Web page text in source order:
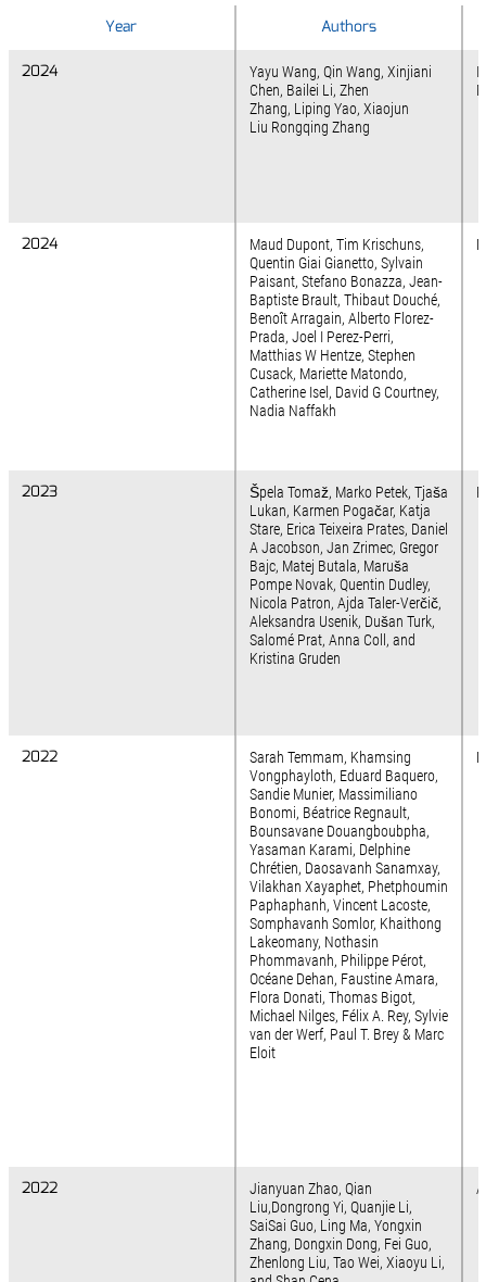
Year
2024
2024
2023
2022
2022
Year
Authors
2024
Yayu Wang, Qin Wang, Xinjiani
Chen, Bailei Li, Zhen
Zhang, Liping Yao, Xiaojun
Liu Rongqing Zhang
2024
Maud Dupont, Tim Krischuns,
Quentin Giai Gianetto, Sylvain
Paisant, Stefano Bonazza, Jean-
Baptiste Brault, Thibaut Douché,
Benoît Arragain, Alberto Florez-
Prada, Joel I Perez-Perri,
Matthias W Hentze, Stephen
Cusack, Mariette Matondo,
Catherine Isel, David G Courtney,
Nadia Naffakh
2023
Špela Tomaž, Marko Petek, Tjaša
Lukan, Karmen Pogačar, Katja
Stare, Erica Teixeira Prates, Daniel
A Jacobson, Jan Zrimec, Gregor
Bajc, Matej Butala, Maruša
Pompe Novak, Quentin Dudley,
Nicola Patron, Ajda Taler-Verčič,
Aleksandra Usenik, Dušan Turk,
Salomé Prat, Anna Coll, and
Kristina Gruden
2022
Sarah Temmam, Khamsing
Vongphayloth, Eduard Baquero,
Sandie Munier, Massimiliano
Bonomi, Béatrice Regnault,
Bounsavane Douangboubpha,
Yasaman Karami, Delphine
Chrétien, Daosavanh Sanamxay,
Vilakhan Xayaphet, Phetphoumin
Paphaphanh, Vincent Lacoste,
Somphavanh Somlor, Khaithong
Lakeomany, Nothasin
Phommavanh, Philippe Pérot,
Océane Dehan, Faustine Amara,
Flora Donati, Thomas Bigot,
Michael Nilges, Félix A. Rey, Sylvie
van der Werf, Paul T. Brey & Marc
Eloit
2022
Jianyuan Zhao, Qian
Liu,Dongrong Yi, Quanjie Li,
SaiSai Guo, Ling Ma, Yongxin
Zhang, Dongxin Dong, Fei Guo,
Zhenlong Liu, Tao Wei, Xiaoyu Li,